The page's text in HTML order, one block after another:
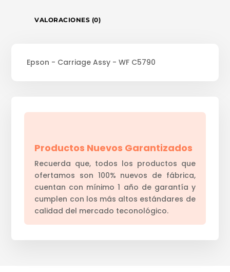
VALORACIONES (0)
Epson - Carriage Assy - WF C5790
Productos Nuevos Garantizados
Recuerda que, todos los productos que
ofertamos son 100% nuevos de fábrica,
cuentan con mínimo 1 año de garantía y
cumplen con los más altos estándares de
calidad del mercado teconológico.